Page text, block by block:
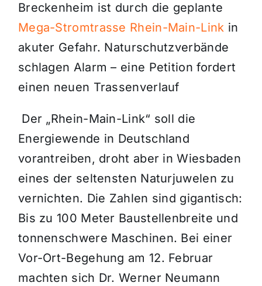
Breckenheim ist durch die geplante
Mega-Stromtrasse Rhein-Main-Link in
akuter Gefahr. Naturschutzverbände
schlagen Alarm – eine Petition fordert
einen neuen Trassenverlauf
Der „Rhein-Main-Link“ soll die
Energiewende in Deutschland
vorantreiben, droht aber in Wiesbaden
eines der seltensten Naturjuwelen zu
vernichten. Die Zahlen sind gigantisch:
Bis zu 100 Meter Baustellenbreite und
tonnenschwere Maschinen. Bei einer
Vor-Ort-Begehung am 12. Februar
machten sich Dr. Werner Neumann